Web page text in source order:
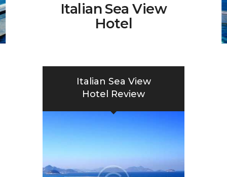
Contact Us
Italian Sea View
Hotel
Italian Sea View
Hotel Review